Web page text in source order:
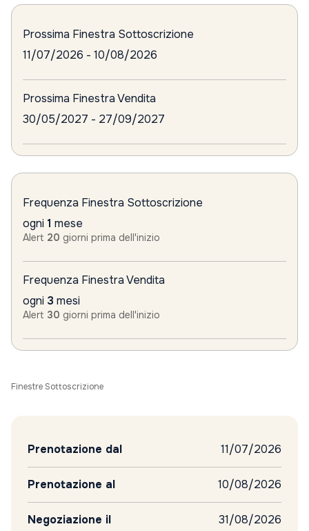
Prossima Finestra Sottoscrizione
11/07/2026 - 10/08/2026
Prossima Finestra Vendita
30/05/2027 - 27/09/2027
Frequenza Finestra Sottoscrizione
ogni 1 mese
Alert 20 giorni prima dell'inizio
Frequenza Finestra Vendita
ogni 3 mesi
Alert 30 giorni prima dell'inizio
Finestre Sottoscrizione
Prenotazione dal 11/07/2026
Prenotazione al 10/08/2026
Negoziazione il 31/08/2026